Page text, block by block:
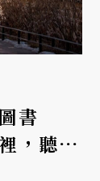
書
，聽瀑